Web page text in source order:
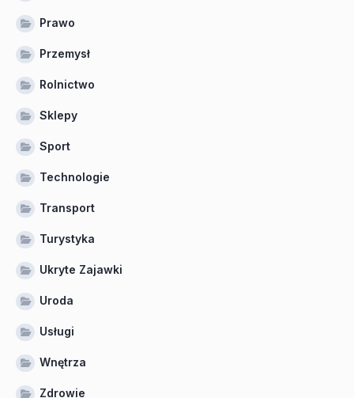
Prawo
Przemysł
Rolnictwo
Sklepy
Sport
Technologie
Transport
Turystyka
Ukryte Zajawki
Uroda
Usługi
Wnętrza
Zdrowie